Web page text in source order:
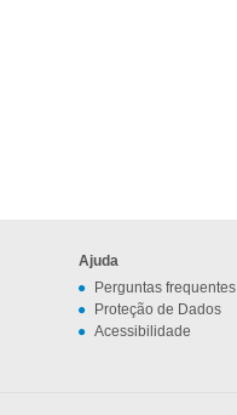
Ajuda
Perguntas frequentes
Proteção de Dados
Acessibilidade